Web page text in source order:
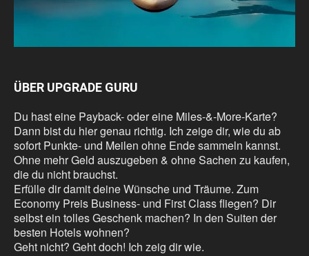
ÜBER UPGRADE GURU
Du hast eine Payback- oder eine Miles-&-More-Karte?
Dann bist du hier genau richtig. Ich zeige dir, wie du ab
sofort Punkte- und Meilen ohne Ende sammeln kannst.
Ohne mehr Geld auszugeben & ohne Sachen zu kaufen,
die du nicht brauchst.
Erfülle dir damit deine Wünsche und Träume. Zum
Economy Preis Business- und First Class fliegen? Dir
selbst ein tolles Geschenk machen? In den Suiten der
besten Hotels wohnen?
Geht nicht? Geht doch! Ich zeig dir wie.